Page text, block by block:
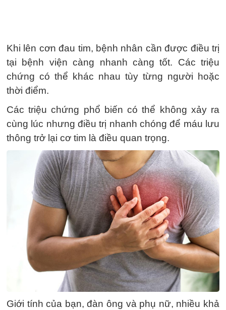
Khi lên cơn đau tim, bệnh nhân cần được điều trị
tại bệnh viện càng nhanh càng tốt. Các triệu
chứng có thể khác nhau tùy từng người hoặc
thời điểm.
Các triệu chứng phổ biến có thể không xảy ra
cùng lúc nhưng điều trị nhanh chóng để máu lưu
thông trở lại cơ tim là điều quan trọng.
Giới tính của bạn, đàn ông và phụ nữ, nhiều khả